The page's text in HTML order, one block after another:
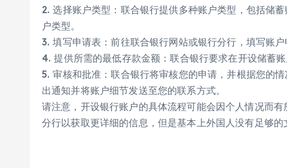
2. 选择账户类型：联合银行提供多种账户类型，包括储
户类型。
3. 填写申请表：前往联合银行网站或银行分行，填写账
4. 提供所需的最低存款金额：联合银行要求在开设储蓄账
5. 审核和批准：联合银行将审核您的申请，并根据您的
出通知并将账户细节发送至您的联系方式。
请注意，开设银行账户的具体流程可能会因个人情况而
分行以获取更详细的信息，但是基本上外国人没有足够的